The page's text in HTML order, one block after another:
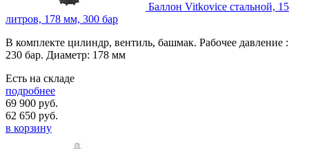
Баллон Vitkovice стальной, 15
литров, 178 мм, 300 бар
В комплекте цилиндр, вентиль, башмак. Рабочее давление :
230 бар. Диаметр: 178 мм
Есть на складе
подробнее
69 900 руб.
62 650 руб.
в корзину